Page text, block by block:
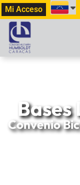
Mi Acceso
Convenio